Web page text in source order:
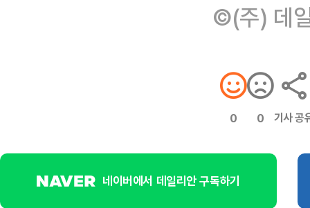
©(주) 데
0 0 기사 공
네이버에서 데일리안 구독하기